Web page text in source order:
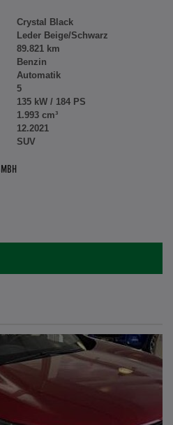
Crystal Black
Leder Beige/Schwarz
89.821 km
Benzin
Automatik
5
135 kW / 184 PS
1.993 cm³
12.2021